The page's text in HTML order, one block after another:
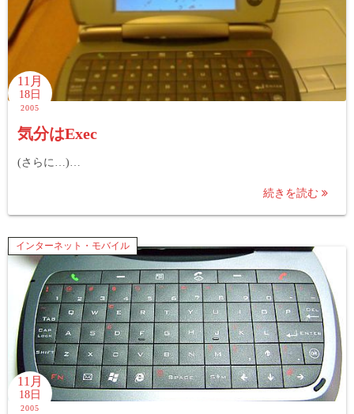
11月
18日
2005
気分はExec
(さらに…)…
続きを読む
インターネット・モバイル
11月
18日
2005